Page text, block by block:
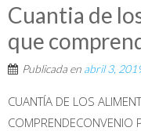
Cuantia de
que
Publicada en abril 3,
CUANTÍA DE LOS
COMPRENDECONVENIO